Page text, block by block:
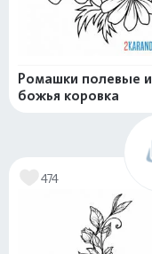
Ромашки полевые и
божья коровка
474